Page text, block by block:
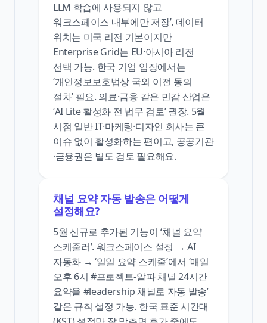
LLM 학습에 사용되지 않고
워크스페이스 내부에만 저장’. 데이터
위치는 미국 리전 기본이지만
Enterprise Grid는 EU·아시아 리전
선택 가능. 한국 기업 입장에서는
‘개인정보보호법상 국외 이전 동의
절차’ 필요. 의료·금융 같은 민감 산업은
‘AI Lite 활성화 전 법무 검토’ 권장. 5월
시점 일반 IT·마케팅·디자인 회사는 큰
이슈 없이 활성화하는 편이고, 공공기관
·금융권은 별도 검토 필요해요.
채널 요약 자동 발송은 어떻게
설정해요?
5월 신규로 추가된 기능이 ‘채널 요약
스케줄러’. 워크스페이스 설정 → AI
자동화 → ‘일일 요약 스케줄’에서 ‘매일
오후 6시 #프로젝트-알파 채널 24시간
요약을 #leadership 채널로 자동 발송’
같은 규칙 설정 가능. 한국 표준 시간대